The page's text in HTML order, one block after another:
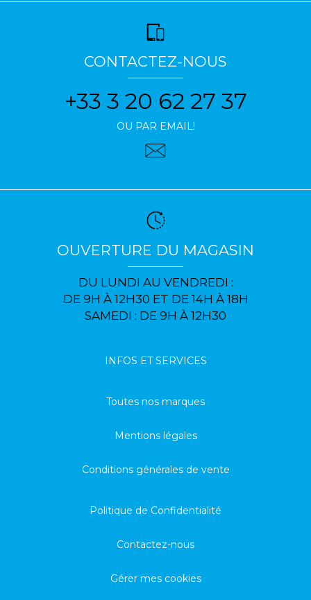
CONTACTEZ-NOUS
+33 3 20 62 27 37
OU PAR EMAIL!
OUVERTURE DU MAGASIN
DU LUNDI AU VENDREDI :
DE 9H À 12H30 ET DE 14H À 18H
SAMEDI : DE 9H À 12H30
INFOS ET SERVICES
Toutes nos marques
Mentions légales
Conditions générales de vente
Politique de Confidentialité
Contactez-nous
Gérer mes cookies